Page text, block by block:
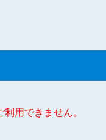
用できません。